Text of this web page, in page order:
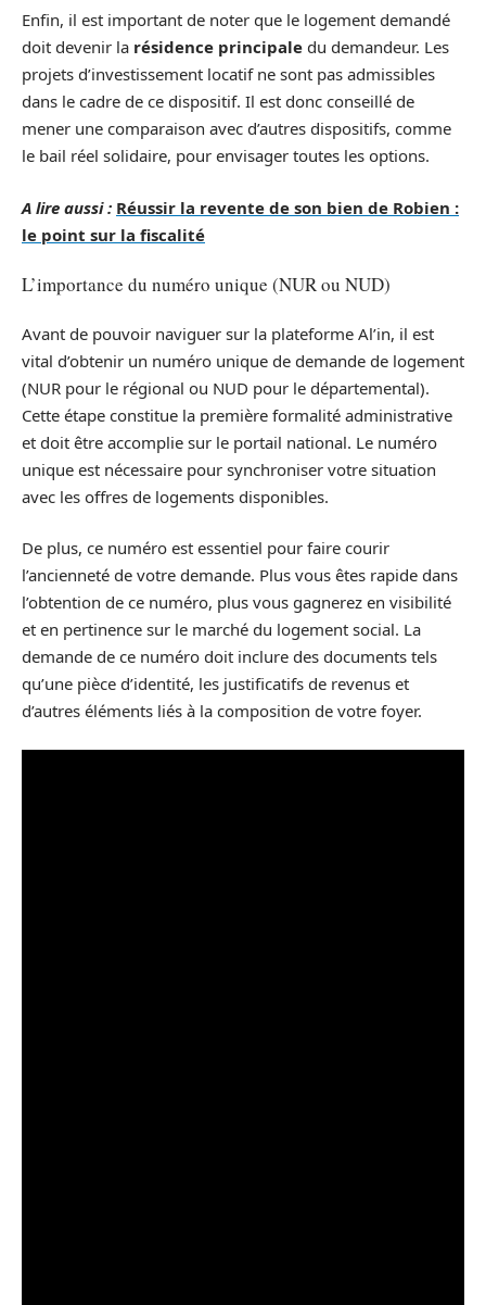
Enfin, il est important de noter que le logement demandé
doit devenir la résidence principale du demandeur. Les
projets d’investissement locatif ne sont pas admissibles
dans le cadre de ce dispositif. Il est donc conseillé de
mener une comparaison avec d’autres dispositifs, comme
le bail réel solidaire, pour envisager toutes les options.
A lire aussi : Réussir la revente de son bien de Robien :
le point sur la fiscalité
L’importance du numéro unique (NUR ou NUD)
Avant de pouvoir naviguer sur la plateforme Al’in, il est
vital d’obtenir un numéro unique de demande de logement
(NUR pour le régional ou NUD pour le départemental).
Cette étape constitue la première formalité administrative
et doit être accomplie sur le portail national. Le numéro
unique est nécessaire pour synchroniser votre situation
avec les offres de logements disponibles.
De plus, ce numéro est essentiel pour faire courir
l’ancienneté de votre demande. Plus vous êtes rapide dans
l’obtention de ce numéro, plus vous gagnerez en visibilité
et en pertinence sur le marché du logement social. La
demande de ce numéro doit inclure des documents tels
qu’une pièce d’identité, les justificatifs de revenus et
d’autres éléments liés à la composition de votre foyer.